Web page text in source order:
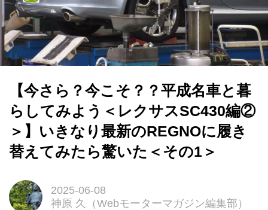
【今さら？今こそ？？平成名車と暮
らしてみよう＜レクサスSC430編②
＞】いきなり最新のREGNOに履き
替えてみたら驚いた＜その1＞
2025-06-08
神原 久（Webモーターマガジン編集部）